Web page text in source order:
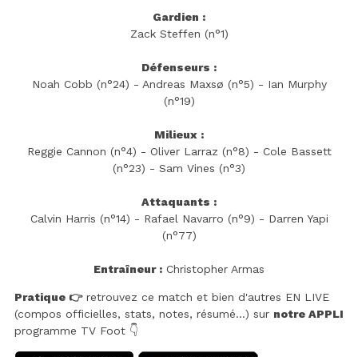
Gardien :
Zack Steffen (n°1)
Défenseurs :
Noah Cobb (n°24) - Andreas Maxsø (n°5) - Ian Murphy
(n°19)
Milieux :
Reggie Cannon (n°4) - Oliver Larraz (n°8) - Cole Bassett
(n°23) - Sam Vines (n°3)
Attaquants :
Calvin Harris (n°14) - Rafael Navarro (n°9) - Darren Yapi
(n°77)
Entraîneur : Christopher Armas
Pratique 👉retrouvez ce match et bien d'autres EN LIVE
(compos officielles, stats, notes, résumé...) sur notre APPLI
programme TV Foot 👇